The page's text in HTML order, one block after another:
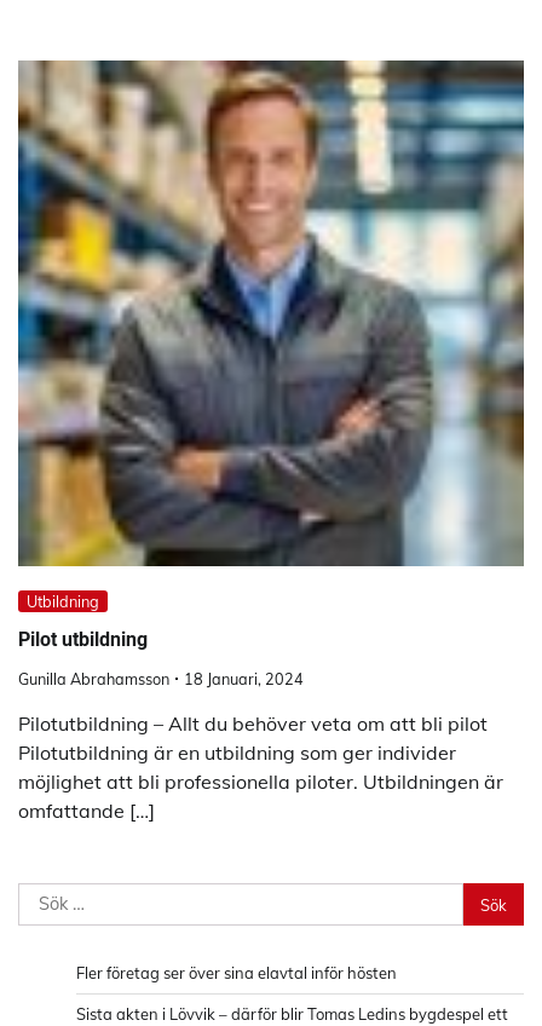
Utbildning
Pilot utbildning
Gunilla Abrahamsson 18 Januari, 2024
Pilotutbildning – Allt du behöver veta om att bli pilot
Pilotutbildning är en utbildning som ger individer
möjlighet att bli professionella piloter. Utbildningen är
omfattande […]
Sök
efter:
Fler företag ser över sina elavtal inför hösten
Sista akten i Lövvik – därför blir Tomas Ledins bygdespel ett